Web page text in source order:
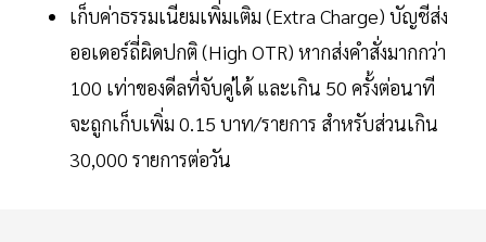
เก็บค่าธรรมเนียมเพิ่มเติม (Extra Charge) บัญชีส่ง
ออเดอร์ถี่ผิดปกติ (High OTR) หากส่งคำสั่งมากกว่า
100 เท่าของดีลที่จับคู่ได้ และเกิน 50 ครั้งต่อนาที
จะถูกเก็บเพิ่ม 0.15 บาท/รายการ สำหรับส่วนเกิน
30,000 รายการต่อวัน